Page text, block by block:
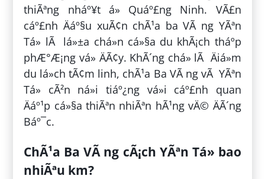
thiÃªng nháº¥t á» Quáº£ng Ninh. VÃ£n
cáº£nh Äáº§u xuÃ¢n chÃ¹a ba VÃ ng YÃªn
Tá»­ lÃ lá»±a chá»n cá»§a du khÃ¡ch tháº­p
phÆ°Æ¡ng vá» ÄÃ¢y. KhÃ´ng chá» lÃ Äiá»m
du lá»ch tÃ¢m linh, chÃ¹a Ba VÃ ng vÃ YÃªn
Tá»­ cÃ²n ná»i tiáº¿ng vá»i cáº£nh quan
Äáº¹p cá»§a thiÃªn nhiÃªn hÃ¹ng vÄ© ÄÃ´ng
Báº¯c.
ChÃ¹a Ba VÃ ng cÃ¡ch YÃªn Tá»­ bao
nhiÃªu km?